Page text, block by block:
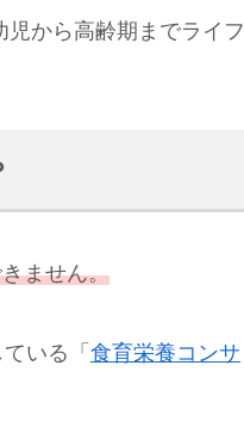
児から高齢期までライフ
ません。
いる「 食育栄養コンサ